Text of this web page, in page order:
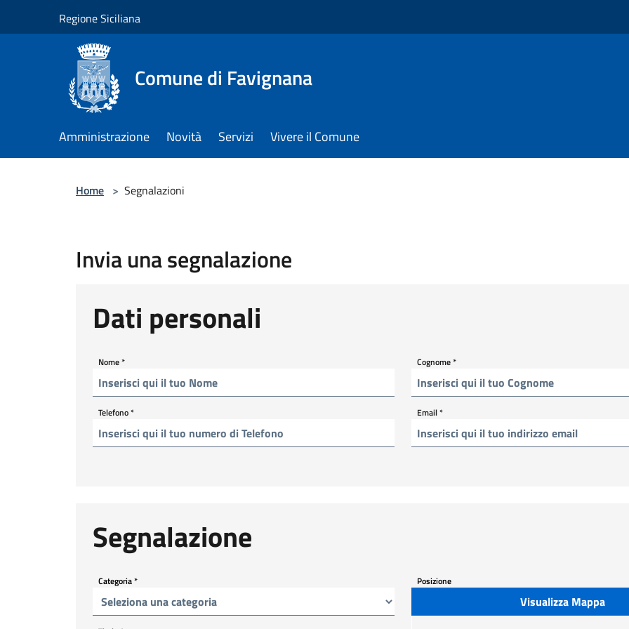
Regione Siciliana
Comune di Favignana
Amministrazione Novità Servizi Vivere il Comune
Home > Segnalazioni
Invia una segnalazione
Dati personali
Nome* Cognome*
Telefono* Email*
Segnalazione
Categoria* Posizione
Visualizza Mappa